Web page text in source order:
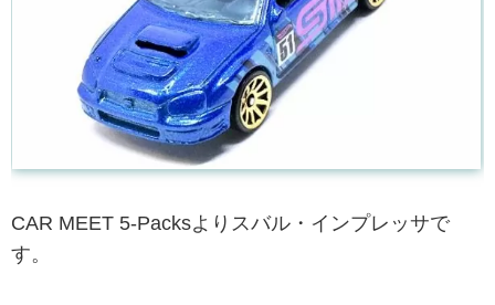
CAR MEET 5-Packsよりスバル・インプレッサで
す。